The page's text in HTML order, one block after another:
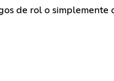
de rol o simplemente